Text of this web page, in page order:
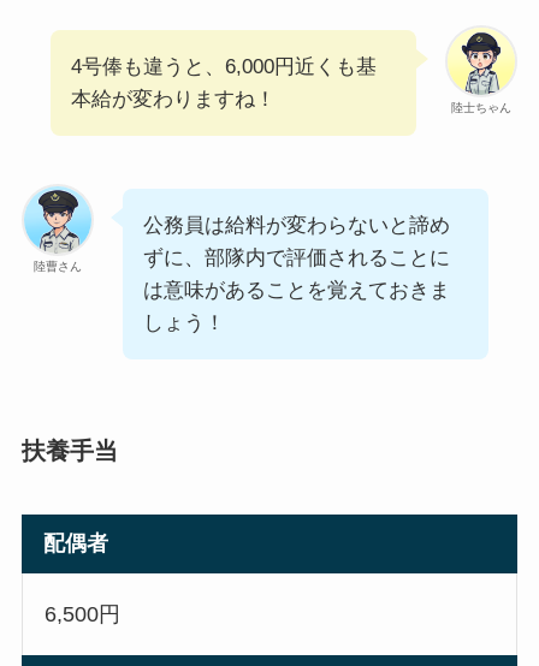
陸士ちゃん
4号俸も違うと、6,000円近くも基
本給が変わりますね！
陸曹さん
公務員は給料が変わらないと諦め
ずに、部隊内で評価されることに
は意味があることを覚えておきま
しょう！
扶養手当
配偶者
6,500円